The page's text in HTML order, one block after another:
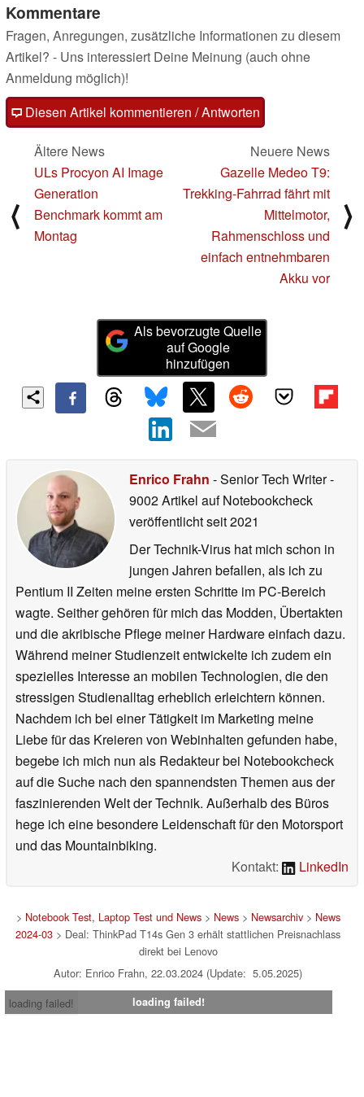
Kommentare
Fragen, Anregungen, zusätzliche Informationen zu diesem
Artikel? - Uns interessiert Deine Meinung (auch ohne
Anmeldung möglich)!
Diesen Artikel kommentieren / Antworten
⟨
Ältere News
ULs Procyon AI Image
Generation
Benchmark kommt am
Montag
Neuere News
Gazelle Medeo T9:
Trekking-Fahrrad fährt mit
Mittelmotor,
Rahmenschloss und
einfach entnehmbaren
Akku vor
⟩
Als bevorzugte Quelle
auf Google
hinzufügen
Enrico Frahn - Senior Tech Writer-
9002 Artikel auf Notebookcheck
veröffentlichtseit 2021
Der Technik-Virus hat mich schon in
jungen Jahren befallen, als ich zu
Pentium II Zeiten meine ersten Schritte im PC-Bereich
wagte. Seither gehören für mich das Modden, Übertakten
und die akribische Pflege meiner Hardware einfach dazu.
Während meiner Studienzeit entwickelte ich zudem ein
spezielles Interesse an mobilen Technologien, die den
stressigen Studienalltag erheblich erleichtern können.
Nachdem ich bei einer Tätigkeit im Marketing meine
Liebe für das Kreieren von Webinhalten gefunden habe,
begebe ich mich nun als Redakteur bei Notebookcheck
auf die Suche nach den spannendsten Themen aus der
faszinierenden Welt der Technik. Außerhalb des Büros
hege ich eine besondere Leidenschaft für den Motorsport
und das Mountainbiking.
Kontakt:
LinkedIn
> Notebook Test, Laptop Test und News> News> Newsarchiv> News
2024-03 > Deal: ThinkPad T14s Gen 3 erhält stattlichen Preisnachlass
direkt bei Lenovo
Autor: Enrico Frahn, 22.03.2024 (Update: 5.05.2025)
loading failed!
loading failed!